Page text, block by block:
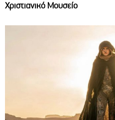
Χριστιανικό Μουσείο